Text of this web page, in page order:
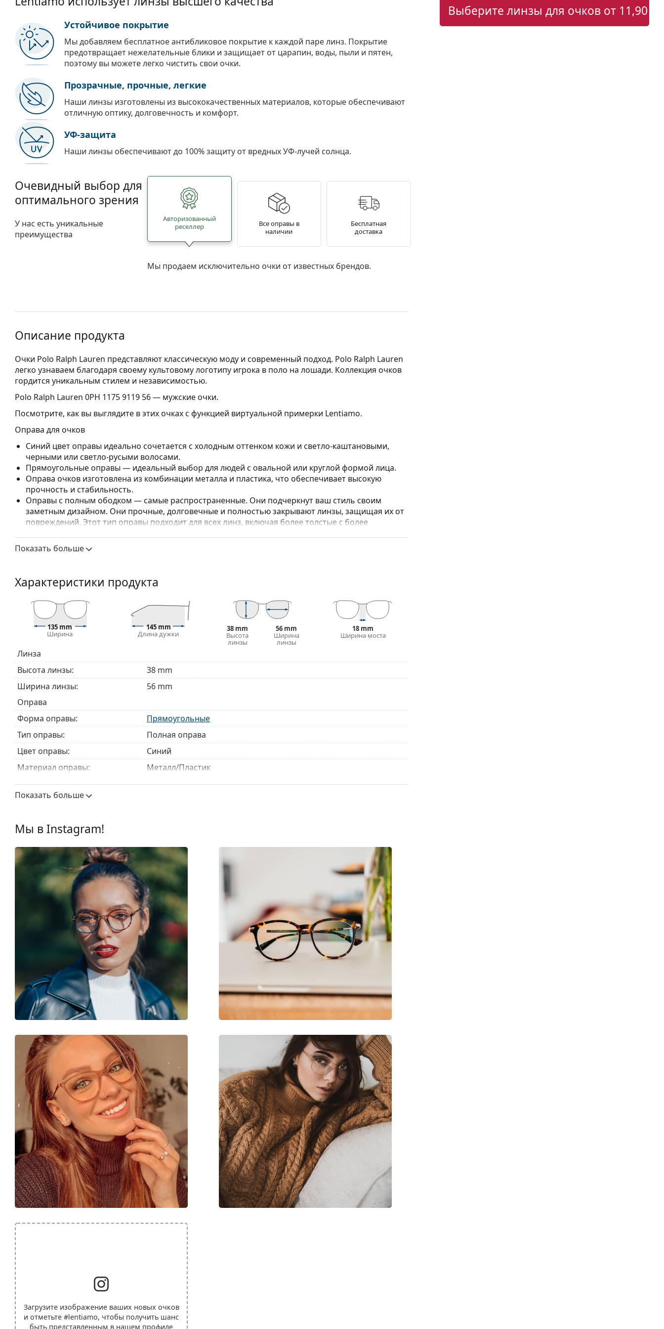
Выберите линзы для очков от 11,90 €
Устойчивое покрытие
Мы добавляем бесплатное антибликовое покрытие к каждой паре линз. Покрытие
предотвращает нежелательные блики и защищает от царапин, воды, пыли и пятен,
поэтому вы можете легко чистить свои очки.
Прозрачные, прочные, легкие
Наши линзы изготовлены из высококачественных материалов, которые обеспечивают
отличную оптику, долговечность и комфорт.
УФ-защита
Наши линзы обеспечивают до 100% защиту от вредных УФ-лучей солнца.
Очевидный выбор для
оптимального зрения
У нас есть уникальные
преимущества
Авторизованный
реселлер
Все оправы в
наличии
Бесплатная
доставка
Мы продаем исключительно очки от известных брендов.
Описание продукта
Очки Polo Ralph Lauren представляют классическую моду и современный подход. Polo Ralph Lauren
легко узнаваем благодаря своему культовому логотипу игрока в поло на лошади. Коллекция очков
гордится уникальным стилем и независимостью.
Polo Ralph Lauren 0PH 1175 9119 56— мужские очки.
Посмотрите, как вы выглядите в этих очках с функцией виртуальной примерки Lentiamo.
Оправа для очков
Синий цвет оправы идеально сочетается с холодным оттенком кожи и светло-каштановыми,
черными или светло-русыми волосами.
Прямоугольные оправы — идеальный выбор для людей с овальной или круглой формой лица.
Оправа очков изготовлена из комбинации металла и пластика, что обеспечивает высокую
прочность и стабильность.
Оправы с полным ободком — самые распространенные. Они подчеркнут ваш стиль своим
заметным дизайном. Они прочные, долговечные и полностью закрывают линзы, защищая их от
повреждений. Этот тип оправы подходит для всех линз, включая более толстые с более
Регулируемые носоупоры позволяют мягко изменять положение и посадку очков для
повышения комфорта. Регулировка носоупоров всегда должна выполняться опытным оптиком,
Аксессуары
Мы доставляем очки в оригинальном футляре. Цвет и дизайн футляра могут отличаться.
Прилагаемая салфетка идеально подходит для чистки и ухода за очками. Некоторые модели
могут поставляться с тканевым мешочком вместо салфетки.
Изучите полный ассортимент
очков, чтобы найти больше стилей, или ознакомьтесь с нашим
, если вам нужна помощь в выборе.
Это медицинское изделие. Перед использованием прочтите инструкцию.
Показать больше
Характеристики продукта
135 mm
Ширина
145 mm
Длина дужки
38 mm
Высота
линзы
56 mm
Ширина
линзы
18 mm
Ширина моста
Линза
Высота линзы:
38 mm
Ширина линзы:
56 mm
Оправа
Форма оправы:
Прямоугольные
Тип оправы:
Полная оправа
Цвет оправы:
Синий
Материал оправы:
Металл/Пластик
Размер:
M
Ширина:
Ширина моста:
Вес:
215 г
Регулируемые носоупоры:
Да
Пружинный шарнир:
Нет
Аксессуары
Футляр:
Да
Салфетка для чистки:
Да
Категория:
Очки по рецепту
Бренд:
Polo Ralph Lauren
Код:
0PH1175 9119 56
Показать больше
Мы в Instagram!
Загрузите изображение ваших новых очков
и отметьте #lentiamo, чтобы получить шанс
быть представленным в нашем профиле